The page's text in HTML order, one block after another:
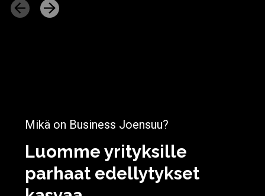
Mikä on Business Joensuu?
Luomme yrityksille
parhaat edellytykset